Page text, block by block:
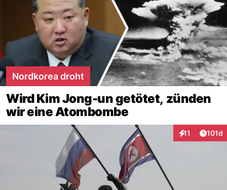
Nordkorea droht
Wird Kim Jong-un getötet, zünden
wir eine Atombombe
11
Interaktionen
101d